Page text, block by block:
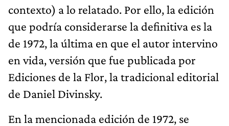
contexto) a lo relatado. Por ello, la edición
que podría considerarse la definitiva es la
de 1972, la última en que el autor intervino
en vida, versión que fue publicada por
Ediciones de la Flor, la tradicional editorial
de Daniel Divinsky.
En la mencionada edición de 1972, se